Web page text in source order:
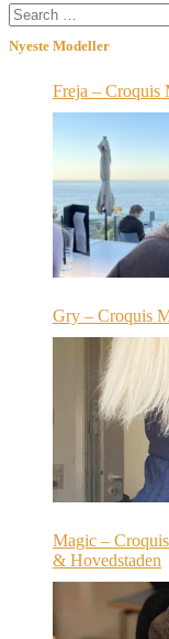
Search
for:
Nyeste Modeller
Freja –
Gry – Croquis
Magic –
& Hovedstaden